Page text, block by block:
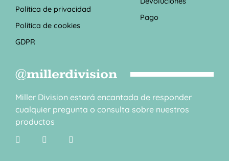
Política de privacidad
Política de cookies
GDPR
Pago
@millerdivision
Miller Division estará encantada de responder
cualquier pregunta o consulta sobre nuestros
productos